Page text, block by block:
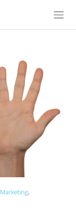
Marketing,